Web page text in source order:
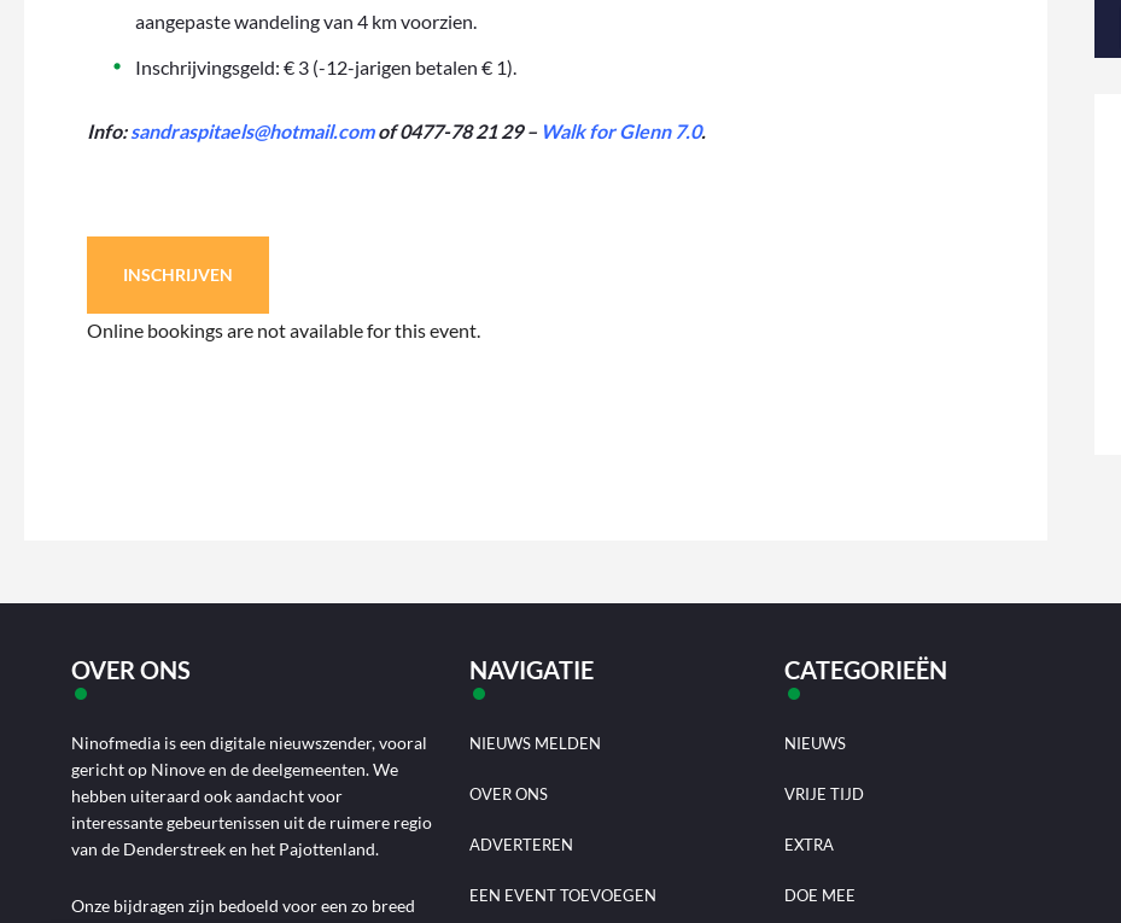
aangepaste wandeling van 4 km voorzien.
Inschrijvingsgeld: € 3 (-12-jarigen betalen € 1).
Info: sandraspitaels@hotmail.comof 0477-78 21 29 – Walk for Glenn 7.0.
INSCHRIJVEN
Online bookings are not available for this event.
OVER ONS
Ninofmedia is een digitale nieuwszender, vooral
gericht op Ninove en de deelgemeenten. We
hebben uiteraard ook aandacht voor
interessante gebeurtenissen uit de ruimere regio
van de Denderstreek en het Pajottenland.
Onze bijdragen zijn bedoeld voor een zo breed
NAVIGATIE
NIEUWS MELDEN
OVER ONS
ADVERTEREN
EEN EVENT TOEVOEGEN
CATEGORIEËN
NIEUWS
VRIJE TIJD
EXTRA
DOE MEE